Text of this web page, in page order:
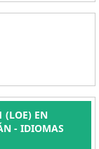
(LOE) EN
- IDIOMAS